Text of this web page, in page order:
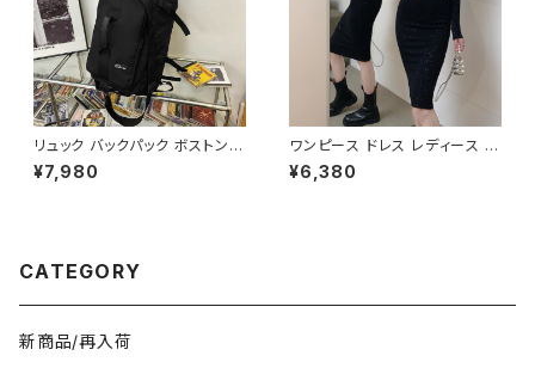
リュック バックパック ボストンバ
ッグ メンズ レディース 大容量
軽量 旅行バッグ 多機能 2WAY
¥7,980
ワンピース ドレス レディース 春
夏 秋冬 春 夏 秋 冬 黒 タイトワ
ンピース タイトドレス 長袖 ワン
国ファッション OL カジュアル
¥6,380
CATEGORY
新商品/再入荷